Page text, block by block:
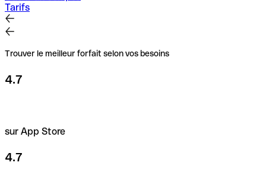
Tarifs
Trouver le meilleur forfait selon vos besoins
4.7
sur App Store
4.7